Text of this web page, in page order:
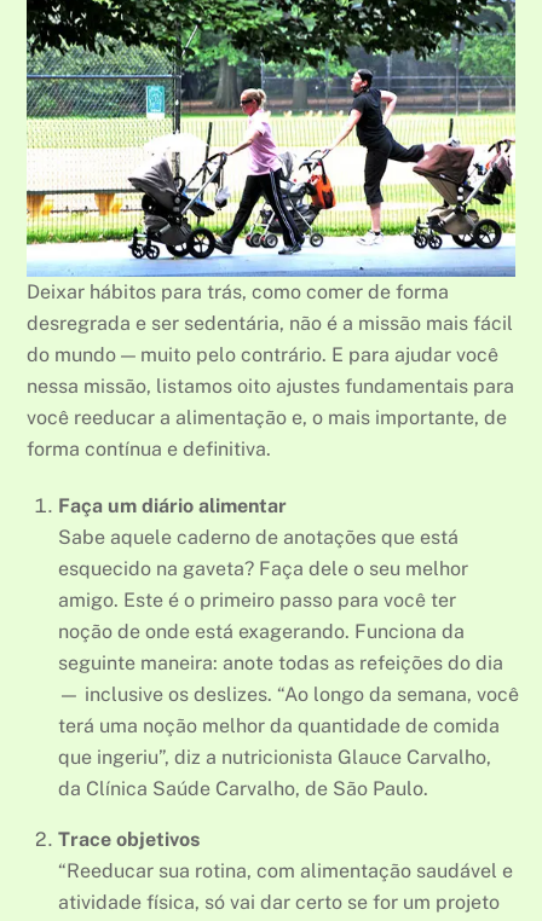
Deixar hábitos para trás, como comer de forma
desregrada e ser sedentária, não é a missão mais fácil
do mundo — muito pelo contrário. E para ajudar você
nessa missão, listamos oito ajustes fundamentais para
você reeducar a alimentação e, o mais importante, de
forma contínua e definitiva.
Faça um diário alimentar
Sabe aquele caderno de anotações que está
esquecido na gaveta? Faça dele o seu melhor
amigo. Este é o primeiro passo para você ter
noção de onde está exagerando. Funciona da
seguinte maneira: anote todas as refeições do dia
— inclusive os deslizes. “Ao longo da semana, você
terá uma noção melhor da quantidade de comida
que ingeriu”, diz a nutricionista Glauce Carvalho,
da Clínica Saúde Carvalho, de São Paulo.
Trace objetivos
“Reeducar sua rotina, com alimentação saudável e
atividade física, só vai dar certo se for um projeto